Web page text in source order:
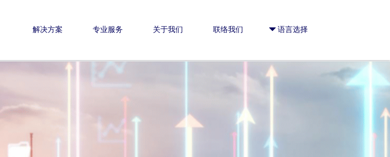
解决方案 专业服务 关于我们 联络我们 뀓 语言选择